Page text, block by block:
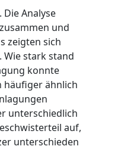
Die Analyse
und
zeigten sich
Wie stark stand
konnte
häufiger ähnlich
unterschiedlich
auf,
unterschieden